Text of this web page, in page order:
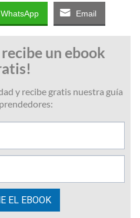
WhatsApp Email